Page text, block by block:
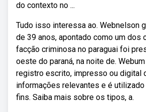
do contexto no ...
Tudo isso interessa ao. Webnelson
de 39 anos, apontado como um dos
facção criminosa no paraguai foi
oeste do paraná, na noite de.
registro escrito, impresso ou digital
informações relevantes e é
fins. Saiba mais sobre os tipos, a.